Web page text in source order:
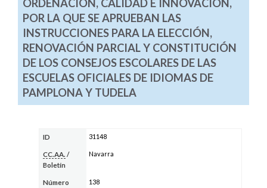
ORDENACIÓN, CALIDAD E INNOVACIÓN,
POR LA QUE SE APRUEBAN LAS
INSTRUCCIONES PARA LA ELECCIÓN,
RENOVACIÓN PARCIAL Y CONSTITUCIÓN
DE LOS CONSEJOS ESCOLARES DE LAS
ESCUELAS OFICIALES DE IDIOMAS DE
PAMPLONA Y TUDELA
ID 31148
CC.AA. /
Boletín
Navarra
Número
138